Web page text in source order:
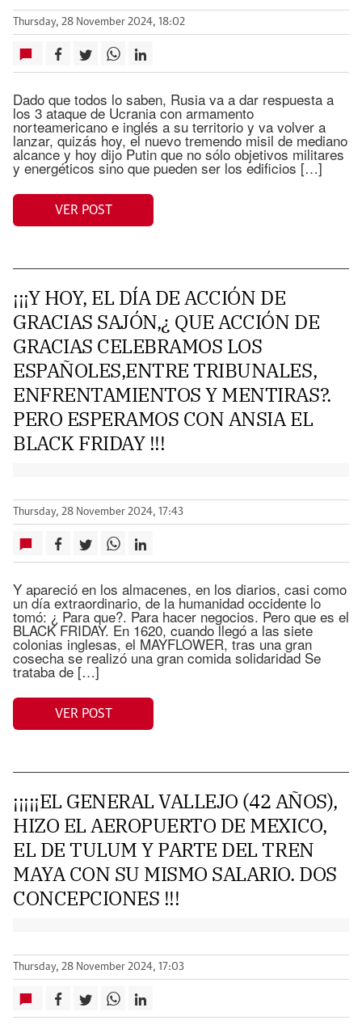
Thursday, 28 November 2024, 18:02
Dado que todos lo saben, Rusia va a dar respuesta a
los 3 ataque de Ucrania con armamento
norteamericano e inglés a su territorio y va volver a
lanzar, quizás hoy, el nuevo tremendo misil de mediano
alcance y hoy dijo Putin que no sólo objetivos militares
y energéticos sino que pueden ser los edificios […]
VER POST
¡¡¡Y HOY, EL DÍA DE ACCIÓN DE
GRACIAS SAJÓN,¿ QUE ACCIÓN DE
GRACIAS CELEBRAMOS LOS
ESPAÑOLES,ENTRE TRIBUNALES,
ENFRENTAMIENTOS Y MENTIRAS?.
PERO ESPERAMOS CON ANSIA EL
BLACK FRIDAY !!!
Thursday, 28 November 2024, 17:43
Y apareció en los almacenes, en los diarios, casi como
un día extraordinario, de la humanidad occidente lo
tomó: ¿ Para que?. Para hacer negocios. Pero que es el
BLACK FRIDAY. En 1620, cuando llegó a las siete
colonias inglesas, el MAYFLOWER, tras una gran
cosecha se realizó una gran comida solidaridad Se
trataba de […]
VER POST
¡¡¡¡¡EL GENERAL VALLEJO (42 AÑOS),
HIZO EL AEROPUERTO DE MEXICO,
EL DE TULUM Y PARTE DEL TREN
MAYA CON SU MISMO SALARIO. DOS
CONCEPCIONES !!!
Thursday, 28 November 2024, 17:03